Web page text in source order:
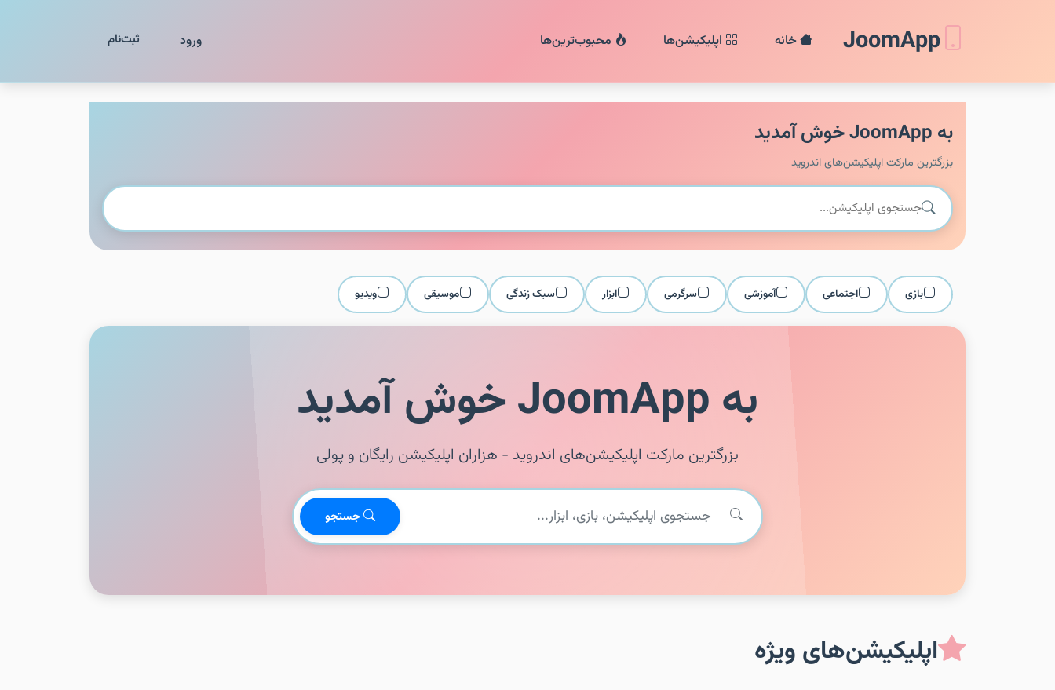
JoomApp خانه اپلیکیشن‌ها محبوب‌ترین‌ها ورود ثبت‌نام
به JoomApp خوش آمدید
بزرگترین مارکت اپلیکیشن‌های اندروید
بازی اجتماعی آموزشی سرگرمی ابزار سبک زندگی موسیقی ویدیو
به JoomApp خوش آمدید
بزرگترین مارکت اپلیکیشن‌های اندروید - هزاران اپلیکیشن رایگان و پولی
جستجو
اپلیکیشن‌های ویژه